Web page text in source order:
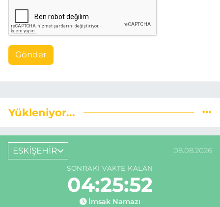
Gönder
Yükleniyor...
ESKİŞEHİR 08.08.2026
SONRAKI VAKTE KALAN
04:25:51
İmsak Namazı